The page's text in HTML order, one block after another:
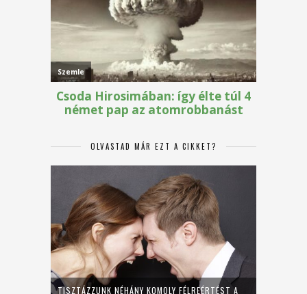
OLVASTAD MÁR EZT A CIKKET?
TISZTÁZZUNK NÉHÁNY KOMOLY FÉLREÉRTÉST A